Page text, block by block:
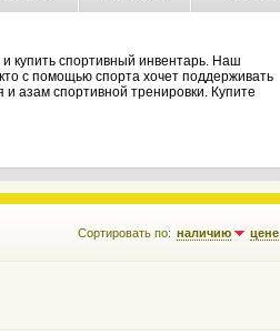
купить спортивный инвентарь. Наш
с помощью спорта хочет поддерживать
азам спортивной тренировки. Купите
Сортировать по: наличию цене